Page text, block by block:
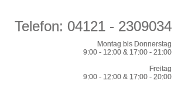
Telefon: 04121 - 2309034
Montag bis Donnerstag
9:00 - 12:00 & 17:00 - 21:00
Freitag
9:00 - 12:00 & 17:00 - 20:00